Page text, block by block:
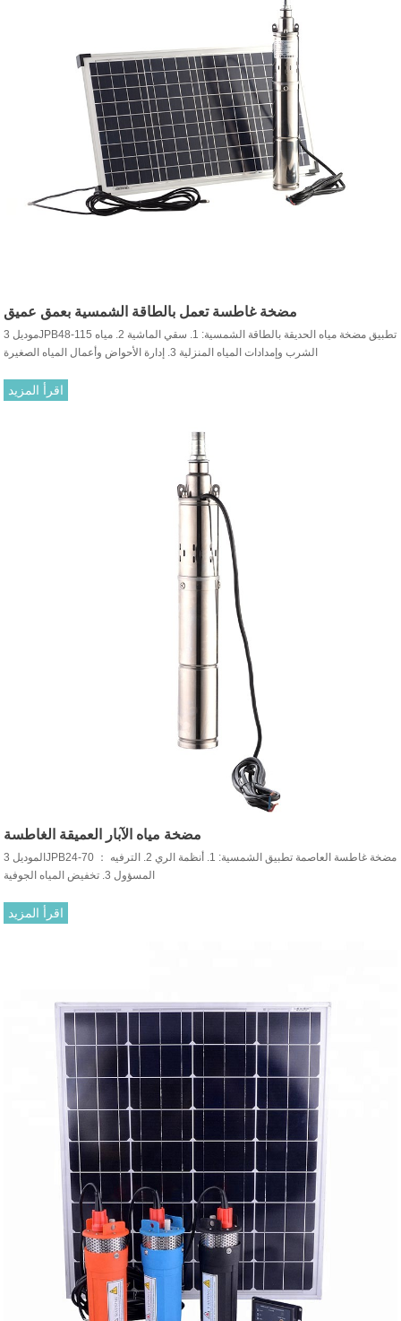
مضخة غاطسة تعمل بالطاقة الشمسية بعمق عميق
موديل 3JPB48-115 تطبيق مضخة مياه الحديقة بالطاقة الشمسية: 1. سقي الماشية 2. مياه
الشرب وإمدادات المياه المنزلية 3. إدارة الأحواض وأعمال المياه الصغيرة
اقرأ المزيد
مضخة مياه الآبار العميقة الغاطسة
الموديل 3JPB24-70 ： مضخة غاطسة العاصمة تطبيق الشمسية: 1. أنظمة الري 2. الترفيه
المسؤول 3. تخفيض المياه الجوفية
اقرأ المزيد